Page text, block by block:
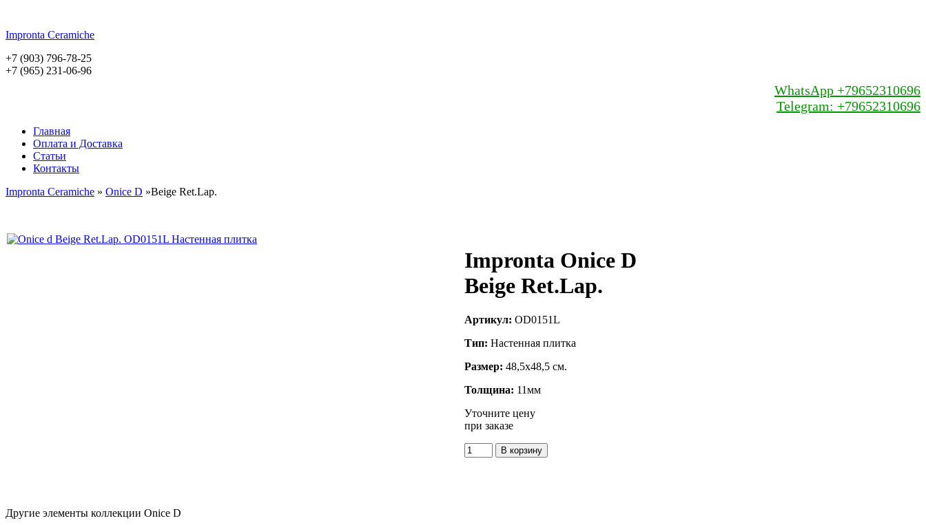
Impronta Ceramiche
+7 (903) 796-78-25
+7 (965) 231-06-96
WhatsApp +79652310696
Telegram: +79652310696
Главная
Оплата и Доставка
Статьи
Контакты
Impronta Ceramiche » Onice D »Beige Ret.Lap.
Impronta Onice D
Beige Ret.Lap.
Артикул: OD0151L
Тип: Настенная плитка
Размер: 48,5x48,5 см.
Толщина: 11мм
Уточните цену
при заказе
Другие элементы коллекции Onice D